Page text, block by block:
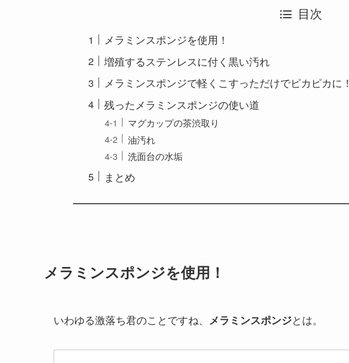
目次
メラミンスポンジを使用！
増殖するステンレスに付く黒い汚れ
メラミンスポンジで軽くこすっただけでピカピカに！
残ったメラミンスポンジの使い道
マグカップの茶渋取り
油汚れ
洗面台の水垢
まとめ
メラミンスポンジを使用！
いわゆる激落ち君のことですね、 メラミンスポンジとは。